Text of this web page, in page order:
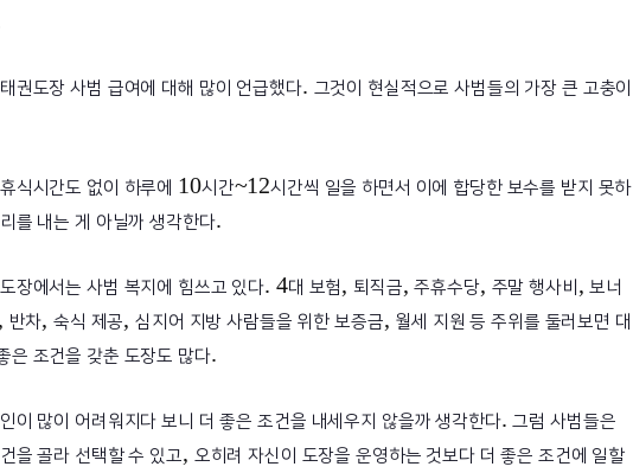
권도장 사범 급여에 대해 많이 언급했다. 그것이 현실적으로 사범들의 가장 큰 고충이
식시간도 없이 하루에 10시간~12시간씩 일을 하면서 이에 합당한 보수를 받지 못하
를 내는 게 아닐까 생각한다.
장에서는 사범 복지에 힘쓰고 있다. 4대 보험,퇴직금,주휴수당, 주말 행사비 , 보너
반차,숙식 제공,심지어 지방 사람들을 위한 보증금, 월세 지원 등 주위를 둘러보면 대
은 조건을 갖춘 도장도 많다.
이 많이 어려워지다 보니 더 좋은 조건을 내세우지 않을까 생각한다. 그럼 사범들은
을 골라 선택할 수 있고, 오히려 자신이 도장을 운영하는 것보다 더 좋은 조건에 일할